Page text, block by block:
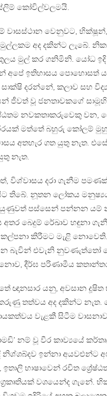
කෝවිල්වලමයි.
වාසස්ථාන වෙනුවට,
අද දකින්ට ලැබේ.
මුල් කර ගනිමිනි. යෝධ
අපේ ඉතිහාසය පොහොසත් ය.
සාක්ෂි දරන්නේ, කලාව සහ
ජීවත් වූ ජනතාවකගේ
නවකතාකරුවෙකු වන,
මත්තේ බහුරු කෝලම්
අතහැර ගත යුතු නැත.
නැත.
විශ්වාසය දරා ගැනීම
තිබේ. නූතන ලෝකය
පස්සෙන් පන්නන යම්
අතර බෙදුම් රේඛාව හඳුනා
කිරීමට මැළි
බැවින් එවැනි නුවණැත්තෝ
දීර්ඝ පරිණාමීය
ඥානසාර යනු, අවසාන
තත්වය අද දකින්ට නැත.
වැළකී සිටීම
නම් වූ වීර කාව්‍යයේ කර්තෘ,
නිශ්ශබ්දව ඉන්නා අයවළුන්ට
භාෂාවෙන් රචිත
වශයෙන්ද